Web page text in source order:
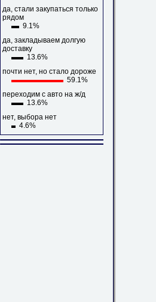
да, стали закупаться только
рядом
9.1%
да, закладываем долгую
доставку
13.6%
почти нет, но стало дороже
59.1%
переходим с авто на ж/д
13.6%
нет, выбора нет
4.6%